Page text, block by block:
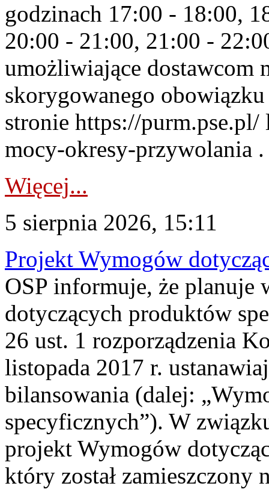
godzinach 17:00 - 18:00,
20:00 - 21:00, 21:00 -
umożliwiające dostawcom
skorygowanego
stronie https://
mocy-okresy-przywolania
Więcej...
5 sierpnia 2026, 15:11
Projekt Wymogów
OSP informuje, że planuje
dotyczących produktów
26 ust. 1 rozporządzenia
listopada 2017 r.
bilansowania (dalej:
specyficznych”). W
projekt Wymogów
który został zamieszczony